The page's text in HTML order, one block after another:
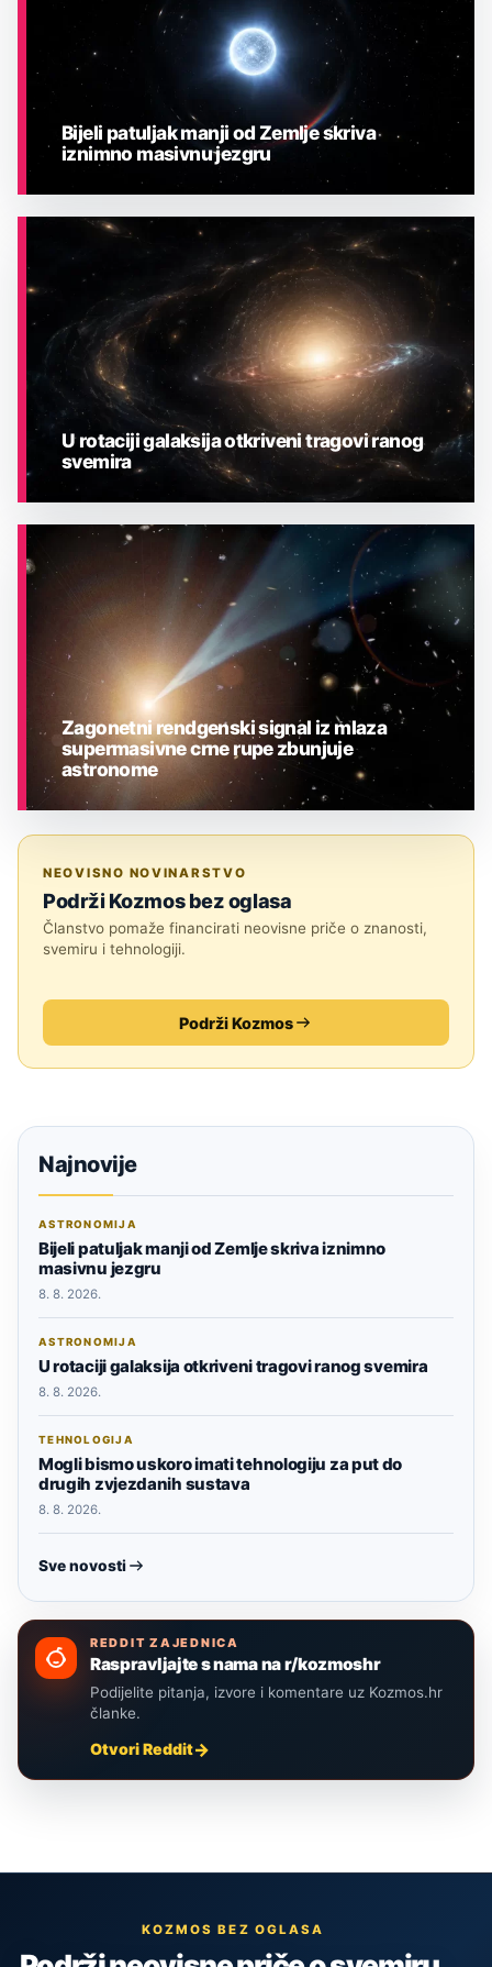
Bijeli patuljak manji od Zemlje skriva
iznimno masivnu jezgru
U rotaciji galaksija otkriveni tragovi ranog
svemira
Zagonetni rendgenski signal iz mlaza
supermasivne crne rupe zbunjuje
astronome
NEOVISNO NOVINARSTVO
Podrži Kozmos bez oglasa
Članstvo pomaže financirati neovisne priče o znanosti,
svemiru i tehnologiji.
Podrži Kozmos
Najnovije
ASTRONOMIJA
Bijeli patuljak manji od Zemlje skriva iznimno
masivnu jezgru
8. 8. 2026.
ASTRONOMIJA
U rotaciji galaksija otkriveni tragovi ranog svemira
8. 8. 2026.
TEHNOLOGIJA
Mogli bismo uskoro imati tehnologiju za put do
drugih zvjezdanih sustava
8. 8. 2026.
Sve novosti
REDDIT ZAJEDNICA
Raspravljajte s nama na r/kozmoshr
Podijelite pitanja, izvore i komentare uz Kozmos.hr
članke.
Otvori Reddit
KOZMOS BEZ OGLASA